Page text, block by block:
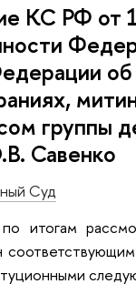
КС РФ от
группы
Савенко
Суд
по итогам